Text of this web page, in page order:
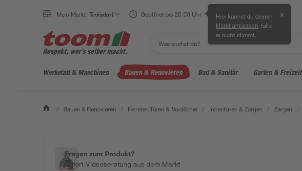
Mein Markt: Troisdorf Geöffnet bis 20:00 Uhr Hier kannst du deinen
Markt anpassen , falls
er nicht stimmt.
✕
Werkstatt & Maschinen Bauen & Renovieren Bad & Sanitär Garten & Freizeit
/ Bauen & Renovieren / Fenster, Türen & Vordächer / Innentüren & Zargen / Zargen /
Fragen zum Produkt?
Sofort-Videoberatung aus dem Markt